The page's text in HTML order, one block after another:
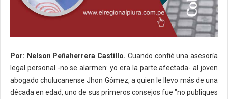
Por: Nelson Peñaherrera Castillo. Cuando confié una asesoría
legal personal -no se alarmen: yo era la parte afectada- al joven
abogado chulucanense Jhon Gómez, a quien le llevo más de una
década en edad, uno de sus primeros consejos fue "no publiques